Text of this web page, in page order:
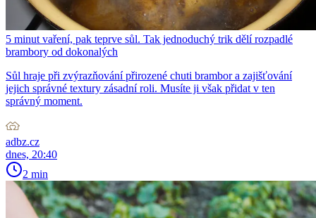
5 minut vaření, pak teprve sůl. Tak jednoduchý trik dělí rozpadlé
brambory od dokonalých
Sůl hraje při zvýrazňování přirozené chuti brambor a zajišťování
jejich správné textury zásadní roli. Musíte ji však přidat v ten
správný moment.
adbz.cz
dnes, 20:40
2 min